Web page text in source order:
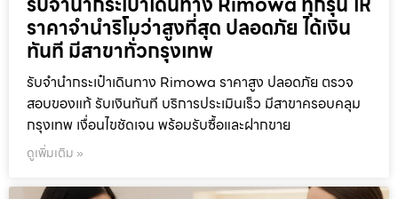
ราคาจำนำริโมว่าสูงที่สุด ปลอดภัย ได้เงิน
ทันที มีสาขาทั่วกรุงเทพ
รับจำนำกระเป๋าเดินทาง Rimowa ราคาสูง ปลอดภัย ตรวจ
สอบของแท้ รับเงินทันที บริการประเมินเร็ว มีสาขาครอบคลุม
กรุงเทพ เงื่อนไขชัดเจน พร้อมรับซื้อและฝากขาย
ดูเพิ่มเติม »